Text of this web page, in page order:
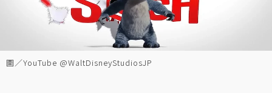
圖／YouTube @WaltDisneyStudiosJP